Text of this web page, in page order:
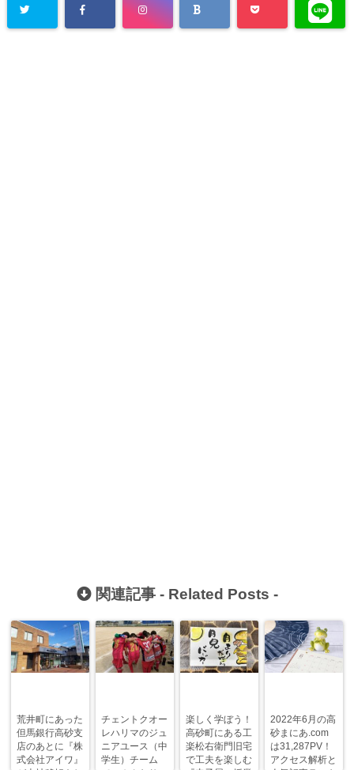
関連記事 - Related Posts -
荒井町にあった
但馬銀行高砂支
店のあとに『株
式会社アイワ』
チェントクオー
レハリマのジュ
ニアユース（中
学生）チーム
楽しく学ぼう！
高砂町にある工
楽松右衛門旧宅
で工夫を楽しむ
2022年6月の高
砂まにあ.com
は31,287PV！
アクセス解析と